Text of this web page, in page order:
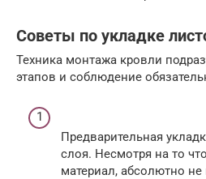
Советы по укладке
Техника монтажа кровли
этапов и соблюдение
Предварительная
слоя. Несмотря на то
материал, абсолютно